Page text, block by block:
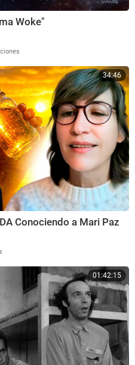
Woke"
34:46
Conociendo a Mari Paz
01:42:15